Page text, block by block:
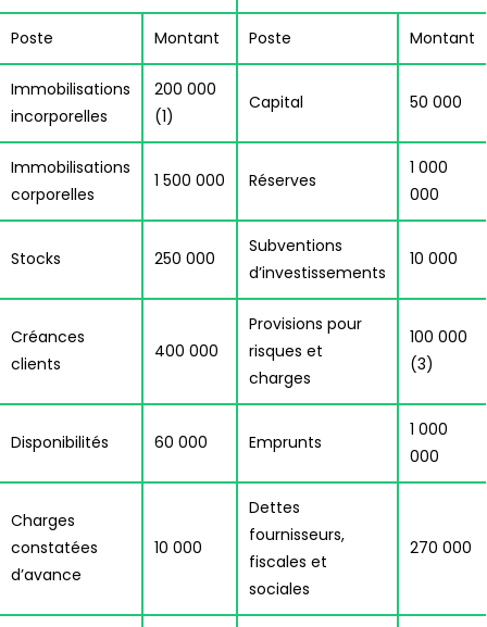
Poste Montant Poste Montant
Immobilisations
incorporelles
200 000
(1)
Capital 50 000
Immobilisations
corporelles
1 500 000 Réserves
1 000
000
Stocks 250 000
Subventions
d’investissements
10 000
Créances
clients
400 000
Provisions pour
risques et
charges
100 000
(3)
Disponibilités 60 000 Emprunts
1 000
000
Charges
constatées
d’avance
10 000
Dettes
fournisseurs,
fiscales et
sociales
270 000